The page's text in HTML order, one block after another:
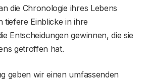
die Chronologie ihres Lebens
tiefere Einblicke in ihre
Entscheidungen gewinnen, die sie
getroffen hat.
geben wir einen umfassenden